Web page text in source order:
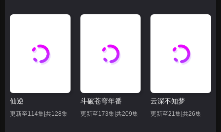
75 76 77
84 85 86
仙逆
更新至114集|共128集
斗破苍穹年番
更新至173集|共209集
云深不知梦
更新至21集|共26集